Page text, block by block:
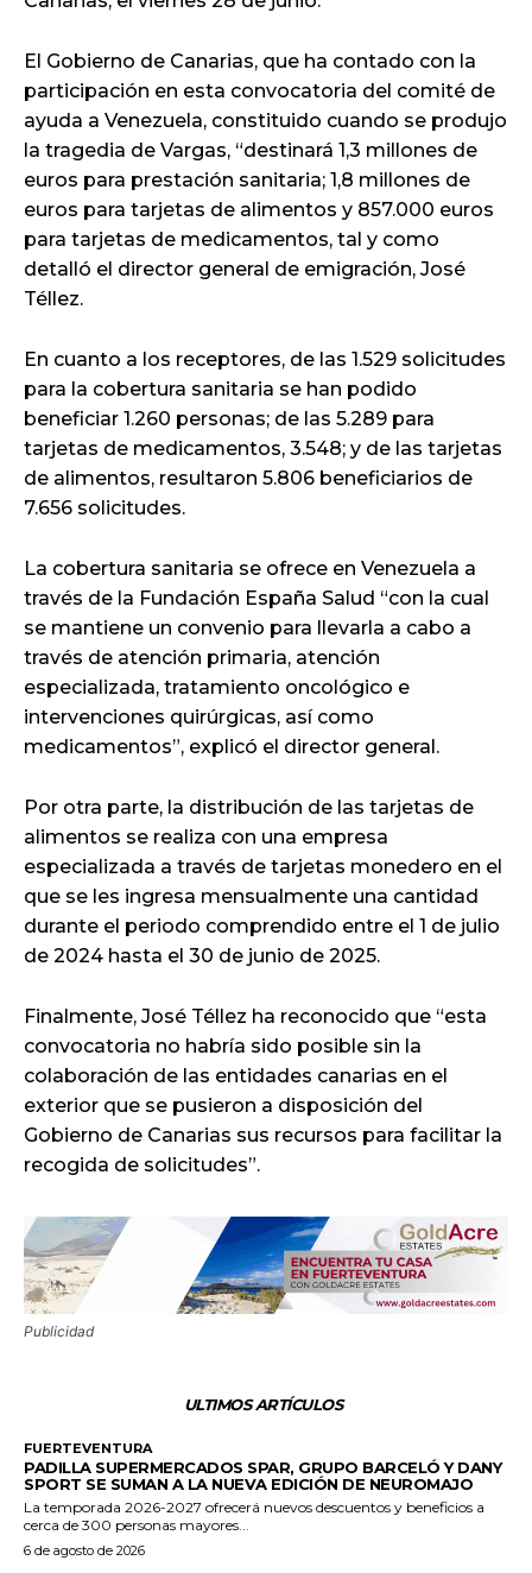
El Gobierno de Canarias, que ha contado con la
participación en esta convocatoria del comité de
ayuda a Venezuela, constituido cuando se produjo
la tragedia de Vargas, “destinará 1,3 millones de
euros para prestación sanitaria; 1,8 millones de
euros para tarjetas de alimentos y 857.000 euros
para tarjetas de medicamentos, tal y como
detalló el director general de emigración, José
Téllez.
En cuanto a los receptores, de las 1.529 solicitudes
para la cobertura sanitaria se han podido
beneficiar 1.260 personas; de las 5.289 para
tarjetas de medicamentos, 3.548; y de las tarjetas
de alimentos, resultaron 5.806 beneficiarios de
7.656 solicitudes.
La cobertura sanitaria se ofrece en Venezuela a
través de la Fundación España Salud “con la cual
se mantiene un convenio para llevarla a cabo a
través de atención primaria, atención
especializada, tratamiento oncológico e
intervenciones quirúrgicas, así como
medicamentos”, explicó el director general.
Por otra parte, la distribución de las tarjetas de
alimentos se realiza con una empresa
especializada a través de tarjetas monedero en el
que se les ingresa mensualmente una cantidad
durante el periodo comprendido entre el 1 de julio
de 2024 hasta el 30 de junio de 2025.
Finalmente, José Téllez ha reconocido que “esta
convocatoria no habría sido posible sin la
colaboración de las entidades canarias en el
exterior que se pusieron a disposición del
Gobierno de Canarias sus recursos para facilitar la
recogida de solicitudes”.
Publicidad
ULTIMOS ARTÍCULOS
FUERTEVENTURA
PADILLA SUPERMERCADOS SPAR, GRUPO BARCELÓ Y DANY
SPORT SE SUMAN A LA NUEVA EDICIÓN DE NEUROMAJO
La temporada 2026-2027 ofrecerá nuevos descuentos y beneficios a
cerca de 300 personas mayores...
6 de agosto de 2026